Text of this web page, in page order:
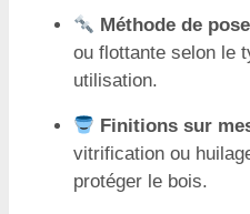
Méthode de
ou flottante selon le
utilisation.
Finitions sur
vitrification ou
protéger le bois.